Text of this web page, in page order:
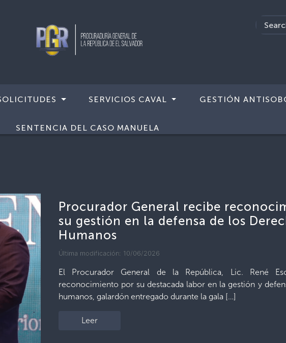
SERVICIOS CAVAL GESTIÓN
SENTENCIA DEL CASO MANUELA
Procurador General recibe
su gestión en la defensa de los
Humanos
Última modificación: 10/06/2026
El Procurador General de la República, Lic. René
reconocimiento por su destacada labor en la gestión y
humanos, galardón entregado durante la gala […]
Leer